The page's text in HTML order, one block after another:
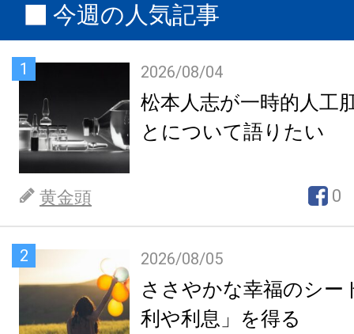
今週の人気記事
1 2026/08/04
松本人志が一時的人工
とについて語りたい
黄金頭 0
2 2026/08/05
ささやかな幸福のシー
利や利息」を得る